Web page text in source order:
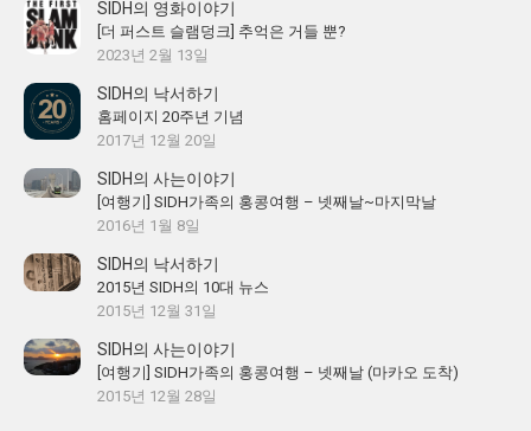
SIDH의 영화이야기
[더 퍼스트 슬램덩크] 추억은 거들 뿐?
2023년 2월 13일
SIDH의 낙서하기
홈페이지 20주년 기념
2017년 12월 20일
SIDH의 사는이야기
[여행기] SIDH가족의 홍콩여행 – 넷째날~마지막날
2016년 1월 8일
SIDH의 낙서하기
2015년 SIDH의 10대 뉴스
2015년 12월 31일
SIDH의 사는이야기
[여행기] SIDH가족의 홍콩여행 – 넷째날 (마카오 도착)
2015년 12월 28일